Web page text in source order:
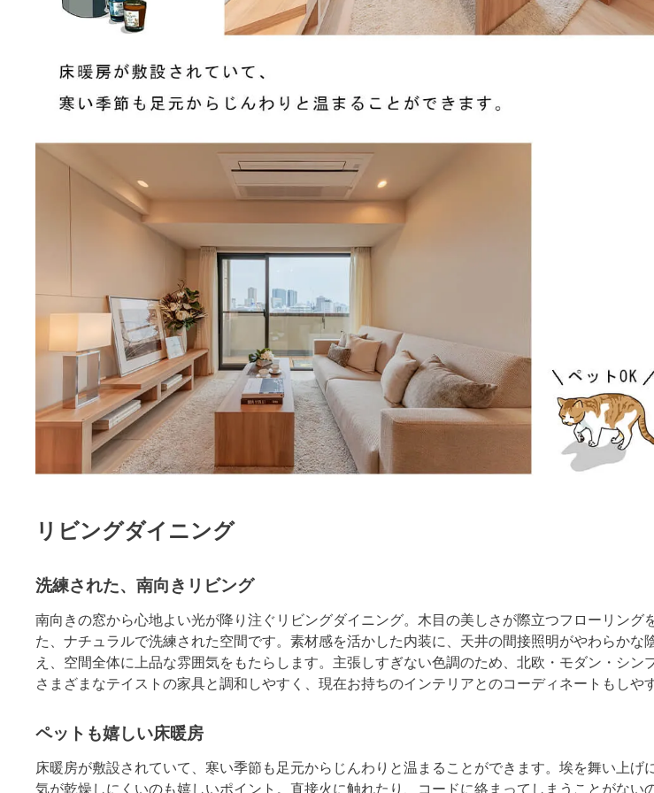
リビングダイニング
洗練された、南向きリビング
南向きの窓から心地よい光が降り注ぐリビングダイニング。木目の美しさが際立つフローリング
た、ナチュラルで洗練された空間です。素材感を活かした内装に、天井の間接照明がやわらかな
え、空間全体に上品な雰囲気をもたらします。主張しすぎない色調のため、北欧・モダン・シン
さまざまなテイストの家具と調和しやすく、現在お持ちのインテリアとのコーディネートもしや
ペットも嬉しい床暖房
床暖房が敷設されていて、寒い季節も足元からじんわりと温まることができます。埃を舞い上げ
気が乾燥しにくいのも嬉しいポイント。直接火に触れたり、コードに絡まってしまうことがない